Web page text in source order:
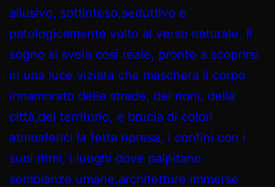
allusivo, sottinteso,seduttivo e
patologicamente volto al verso naturale. Il
sogno si svela così reale, pronto a scoprirsi
in una luce viziata che maschera il corpo
innamorato delle strade, dei rioni, della
città,del territorio, e brucia di colori
atmosferici la fetta ripresa, i confini con i
suoi ritmi, i luoghi dove palpitano
sembianze umane,architetture immerse